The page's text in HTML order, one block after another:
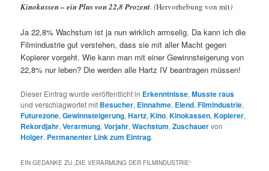
Kinokassen – ein Plus von 22,8 Prozent. (Hervorhebung von mit)
Ja 22,8% Wachstum ist ja nun wirklich armselig. Da kann ich die
Filmindustrie gut verstehen, dass sie mit aller Macht gegen
Kopierer vorgeht. Wie kann man mit einer Gewinnsteigerung von
22,8% nur leben? Die werden alle Hartz IV beantragen müssen!
Dieser Eintrag wurde veröffentlicht in Erkenntnisse,Musste raus
und verschlagwortet mit Besucher, Einnahme, Elend,Filmindustrie,
Futurezone,Gewinnsteigerung,Hartz,Kino,Kinokassen,Kopierer,
Rekordjahr,Verarmung,Vorjahr,Wachstum,Zuschauervon
Holger. Permanenter Link zum Eintrag.
EIN GEDANKE ZU „DIE VERARMUNG DER FILMINDUSTRIE“